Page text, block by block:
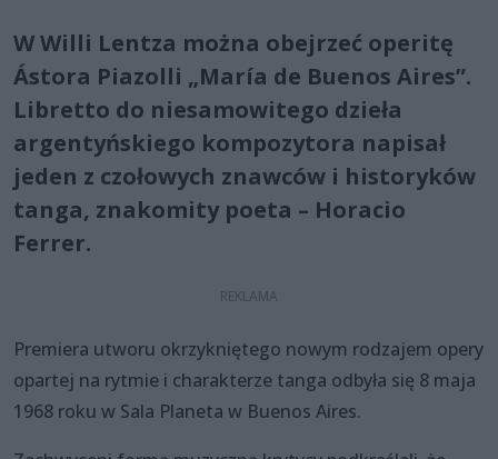
W Willi Lentza można obejrzeć operitę
Ástora Piazolli „María de Buenos Aires”.
Libretto do niesamowitego dzieła
argentyńskiego kompozytora napisał
jeden z czołowych znawców i historyków
tanga, znakomity poeta – Horacio
Ferrer.
Premiera utworu okrzykniętego nowym rodzajem opery
opartej na rytmie i charakterze tanga odbyła się 8 maja
1968 roku w Sala Planeta w Buenos Aires.